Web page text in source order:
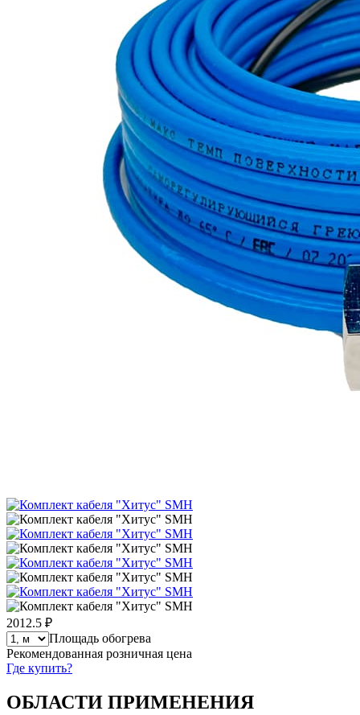
2012.5 ₽
Площадь обогрева
Рекомендованная розничная цена
Где купить?
ОБЛАСТИ ПРИМЕНЕНИЯ